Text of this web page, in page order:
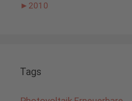
► 2010
Tags